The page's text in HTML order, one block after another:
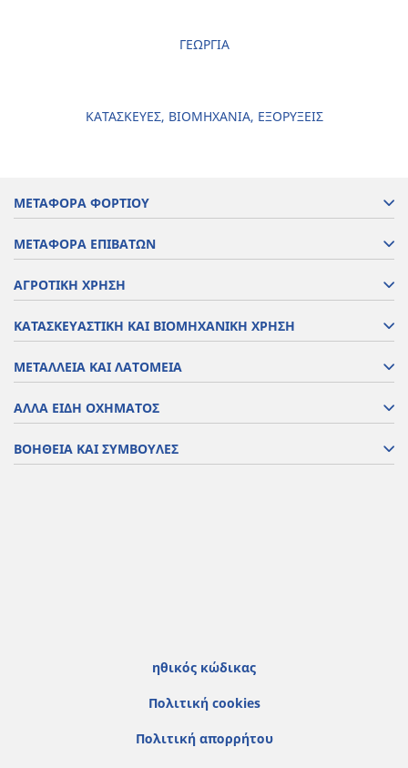
ΓΕΩΡΓΙΑ
ΚΑΤΑΣΚΕΥΕΣ, ΒΙΟΜΗΧΑΝΙΑ, ΕΞΟΡΥΞΕΙΣ
ΜΕΤΑΦΟΡΑ ΦΟΡΤΙΟΥ
ΜΕΤΑΦΟΡΑ ΕΠΙΒΑΤΩΝ
ΑΓΡΟΤΙΚΗ ΧΡΗΣΗ
ΚΑΤΑΣΚΕΥΑΣΤΙΚΗ ΚΑΙ ΒΙΟΜΗΧΑΝΙΚΗ ΧΡΗΣΗ
ΜΕΤΑΛΛΕΙΑ ΚΑΙ ΛΑΤΟΜΕΙΑ
ΑΛΛΑ ΕΙΔΗ ΟΧΗΜΑΤΟΣ
ΒΟΗΘΕΙΑ ΚΑΙ ΣΥΜΒΟΥΛΕΣ
ηθικός κώδικας
Πολιτική cookies
Πολιτική απορρήτου